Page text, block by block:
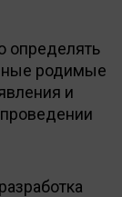
определять
родимые
и